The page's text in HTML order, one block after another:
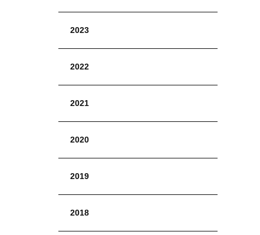
2023
2022
2021
2020
2019
2018